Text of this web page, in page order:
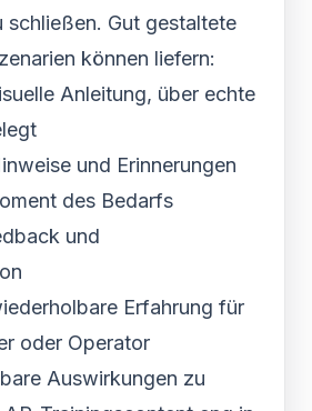
schließen. Gut gestaltete
können liefern:
Anleitung, über echte
und Erinnerungen
des Bedarfs
und
Erfahrung für
oder Operator
Auswirkungen zu